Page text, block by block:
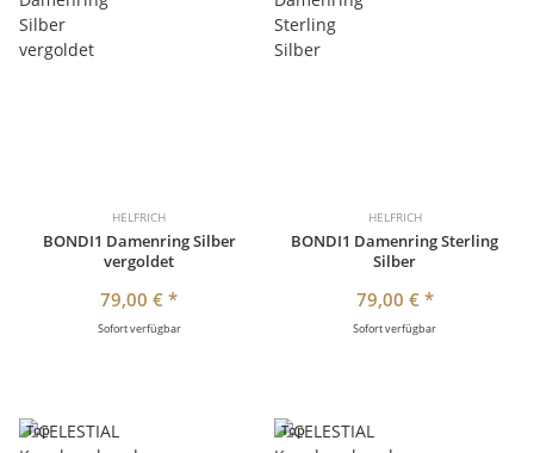
HELFRICH
BONDI1 Damenring Silber
vergoldet
79,00 €*
Sofort verfügbar
HELFRICH
BONDI1 Damenring Sterling
Silber
79,00 € *
Sofort verfügbar
Top Top